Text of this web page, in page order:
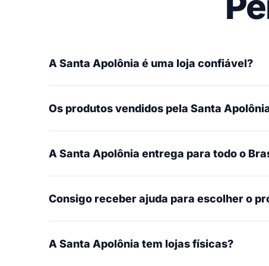
A Santa Apolônia é uma loja confiável?
Os produtos vendidos pela Santa
A Santa Apolônia entrega para todo o
Consigo receber ajuda para escolher o
A Santa Apolônia tem lojas físicas?